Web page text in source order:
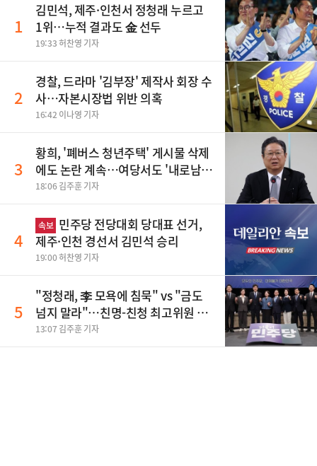
1
김민석, 제주·인천서 정청래 누르고
1위…누적 결과도 金 선두
19:33 허찬영 기자
2
경찰, 드라마 '김부장' 제작사 회장 수
사…자본시장법 위반 의혹
16:42 이나영 기자
3
황희, '폐버스 청년주택' 게시물 삭제
에도 논란 계속…여당서도 '내로남
불' 비판
18:06 김주훈 기자
4
속보 민주당 전당대회 당대표 선거,
제주·인천 경선서 김민석 승리
19:00 허찬영 기자
5
"정청래, 李 모욕에 침묵" vs "금도
넘지 말라"…친명-친청 최고위원 후
보, 제주서 격돌
13:07 김주훈 기자